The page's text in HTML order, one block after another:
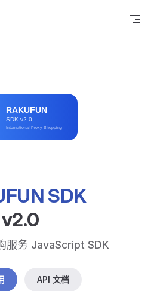
SDK
v2.0
服务 JavaScript SDK
API 文档